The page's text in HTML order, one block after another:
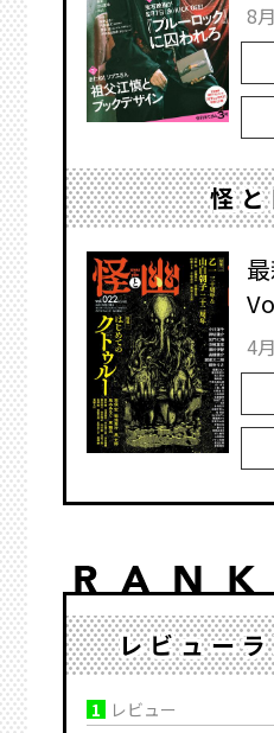
8
怪
4
レビュー
1 レビュー